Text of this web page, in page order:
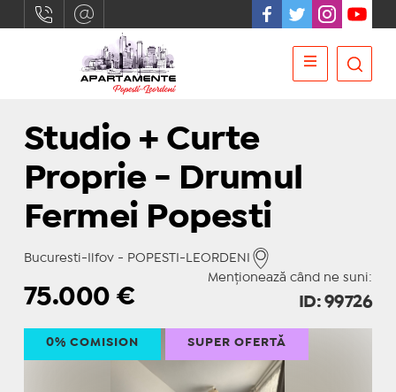
Studio + Curte
Proprie - Drumul
Fermei Popesti
Bucuresti-Ilfov - POPESTI-LEORDENI
Menționează când ne suni:
75.000€ ID: 99726
0% COMISION SUPER OFERTĂ